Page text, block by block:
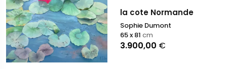
la cote Normande
Sophie Dumont
3.900,00 €
65 x 81 cm